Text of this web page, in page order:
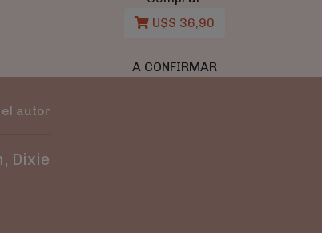
U$S 36,90
A CONFIRMAR
el autor
Dixie